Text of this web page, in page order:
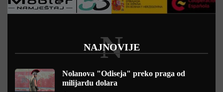
NAJNOVIJE
N
Nolanova "Odiseja" preko praga od
milijardu dolara